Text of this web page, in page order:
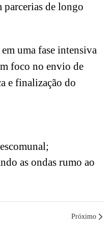
parcerias de longo
uma fase intensiva
foco no envio de
e finalização do
as ondas rumo ao
Próximo